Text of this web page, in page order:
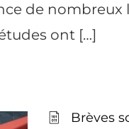
de nombreux
ont […]
Brèves